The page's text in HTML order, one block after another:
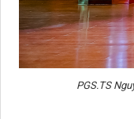
PGS.TS